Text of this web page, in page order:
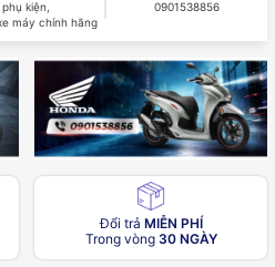
phụ kiện,
máy chính hãng
0901538856
Đổi trả MIỄN PHÍ
Trong vòng 30 NGÀY